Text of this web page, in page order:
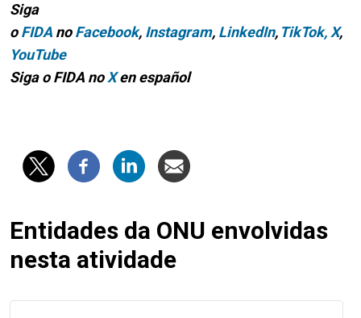
Siga
oFIDA noFacebook, Instagram, LinkedIn, TikTok, X,
YouTube
Siga o FIDA noXen español
Entidades da ONU envolvidas
nesta atividade